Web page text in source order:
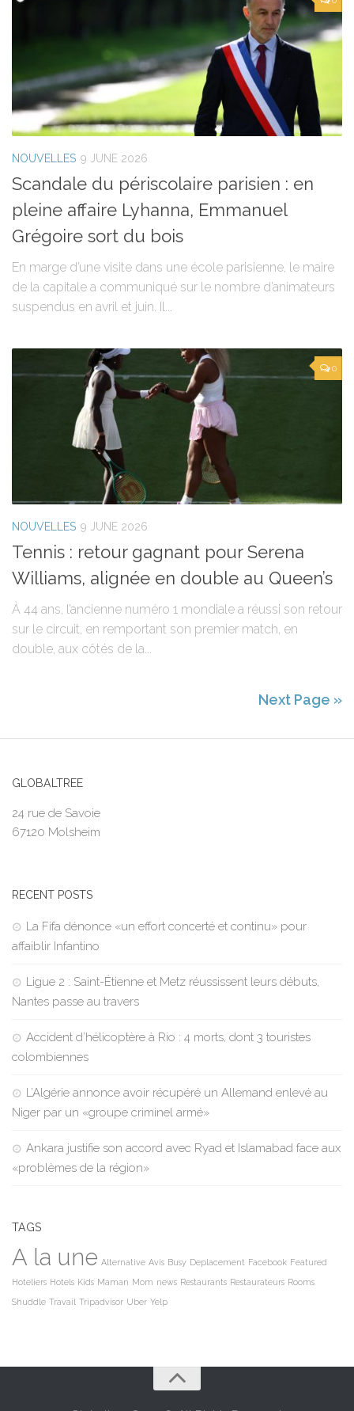
NOUVELLES 9 JUNE 2026
Scandale du périscolaire parisien : en
pleine affaire Lyhanna, Emmanuel
Grégoire sort du bois
En marge d’une visite dans une école parisienne, le maire
de la capitale a communiqué sur le nombre d’animateurs
suspendus en avril et juin. Il...
0
NOUVELLES 9 JUNE 2026
Tennis : retour gagnant pour Serena
Williams, alignée en double au Queen’s
À 44 ans, l’ancienne numéro 1 mondiale a réussi son retour
sur le circuit, en remportant son premier match, en
double, aux côtés de la...
Next Page »
GLOBALTREE
24 rue de Savoie
67120 Molsheim
RECENT POSTS
La Fifa dénonce «un effort concerté et continu» pour
affaiblir Infantino
Ligue 2 : Saint-Étienne et Metz réussissent leurs débuts,
Nantes passe au travers
Accident d’hélicoptère à Rio : 4 morts, dont 3 touristes
colombiennes
L’Algérie annonce avoir récupéré un Allemand enlevé au
Niger par un «groupe criminel armé»
Ankara justifie son accord avec Ryad et Islamabad face aux
«problèmes de la région»
TAGS
A la une Alternative Avis Busy Deplacement Facebook Featured
Hoteliers Hotels Kids Maman Mom news Restaurants Restaurateurs Rooms
Shuddle Travail Tripadvisor Uber Yelp